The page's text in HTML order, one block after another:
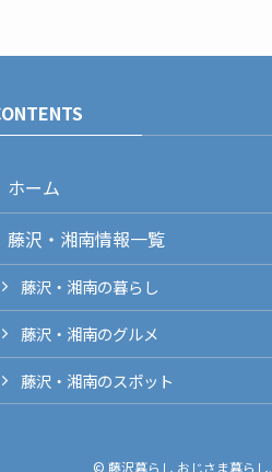
ホーム
藤沢・湘南情報一覧
藤沢・湘南の暮らし
藤沢・湘南のグルメ
藤沢・湘南のスポット
© 藤沢暮らし おじさま暮らし.